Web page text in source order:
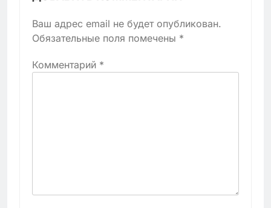
Ваш адрес email не будет опубликован.
Обязательные поля помечены *
Комментарий *